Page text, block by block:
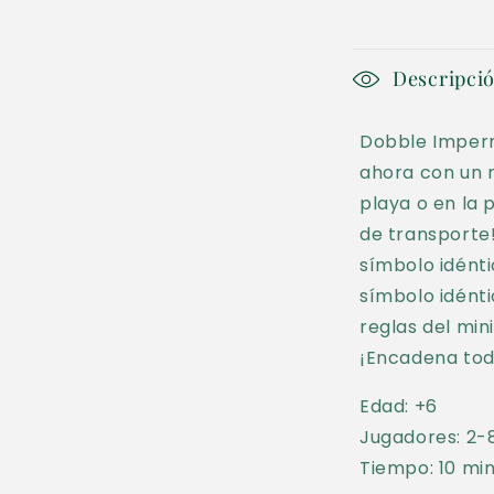
C
n
t
e
n
i
d
d
e
Dobble
ahora con un
playa o en la
de
símbolo
símbolo
reglas del
¡Encadena
Edad: +6
Jugadores: 2-
Tiempo: 10